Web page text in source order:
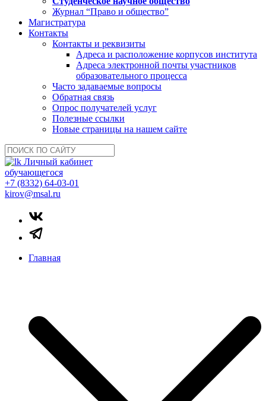
Журнал “Право и общество”
Магистратура
Контакты
Контакты и реквизиты
Адреса и расположение корпусов института
Адреса электронной почты участников
образовательного процесса
Часто задаваемые вопросы
Обратная связь
Опрос получателей услуг
Полезные ссылки
Новые страницы на нашем сайте
Личный кабинет
обучающегося
+7 (8332) 64-03-01
kirov@msal.ru
Главная